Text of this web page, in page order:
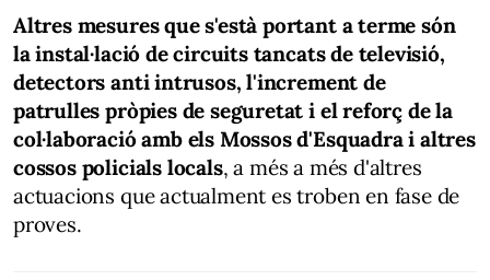
Altres mesures que s'està portant a terme són
la instal·lació de circuits tancats de televisió,
detectors anti intrusos, l'increment de
patrulles pròpies de seguretat i el reforç de la
col·laboració amb els Mossos d'Esquadra i altres
cossos policials locals, a més a més d'altres
actuacions que actualment es troben en fase de
proves.